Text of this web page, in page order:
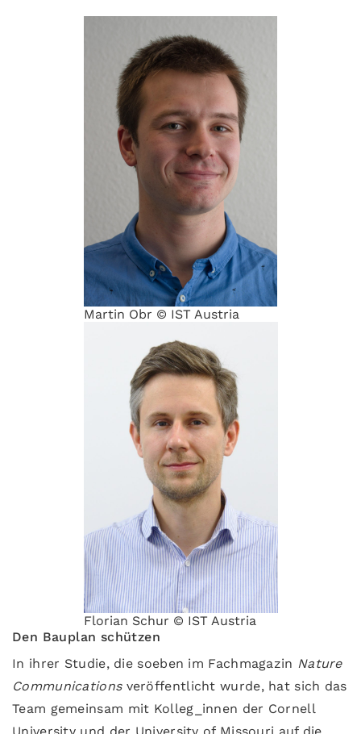
Martin Obr © IST Austria
Florian Schur © IST Austria
Den Bauplan schützen
In ihrer Studie, die soeben im Fachmagazin Nature
Communicationsveröffentlicht wurde, hat sich das
Team gemeinsam mit Kolleg_innen der Cornell